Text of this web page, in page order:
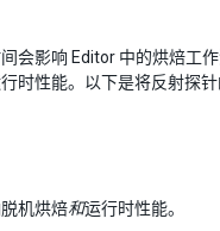
会影响 Editor 中的烘焙工
时性能。以下是将反射探
机烘焙和运行时性能。